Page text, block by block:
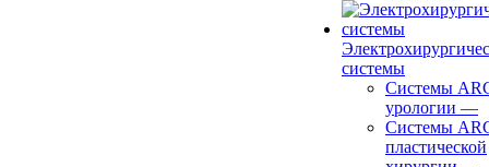
системы
Системы
урологии —
Системы
пластической